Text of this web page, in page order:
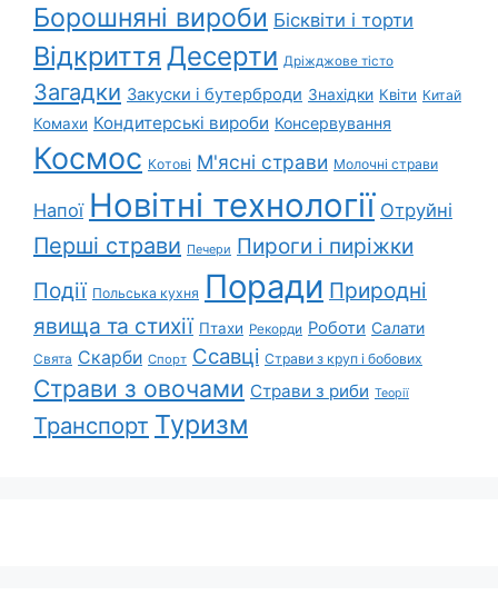
Борошняні вироби Бісквіти і торти
Відкриття Десерти Дріжджове тісто
Загадки Закуски і бутерброди Знахідки Квіти Китай
Комахи Кондитерські вироби Консервування
Космос Котові М'ясні страви Молочні страви
Напої Новітні технології Отруйні
Перші страви Печери Пироги і пиріжки
Події Польська кухня Поради Природні
явища та стихії Птахи Рекорди Роботи Салати
Свята Скарби Спорт Ссавці Страви з круп і бобових
Страви з овочами Страви з риби Теорії
Транспорт Туризм